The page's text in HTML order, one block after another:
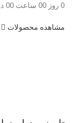
0 روز 00 ساعت 00
مشاهده محصولات